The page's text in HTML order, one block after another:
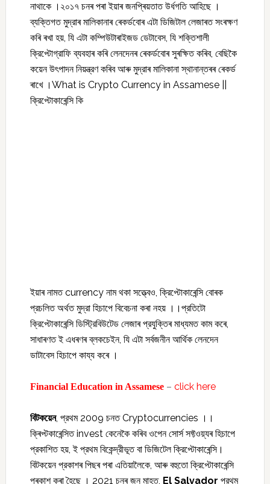
নাথাকে ।২০১৭ চনৰ পৰা ইয়াৰ জনপ্ৰিয়তাত উৰ্ধগতি আহিছে ।
ব্যক্তিগত মুদ্রাৰ মালিকানাৰ ৰেকৰ্ডবোৰ এটা ডিজিটাল লেজাৰত সংৰক্ষণ
কৰি ৰখা হয়, যি এটা কম্পিউটাৰাইজড ডেটাবেস, যি শক্তিশালী
ক্রিপ্টোগ্রাফি ব্যবহাৰ কৰি লেনদেনৰ ৰেকৰ্ডবোৰ সুৰক্ষিত কৰিব, বেছিকৈ
কয়েন উৎপাদন নিয়ন্ত্রণ কৰিব আৰু মুদ্রাৰ মালিকানা স্থানান্তৰৰ ৰেকৰ্ড
ৰাখে ।What is Crypto Currency in Assamese ||
ক্রিপ্টোকাৰেন্সি কি
ইয়াৰ নামত currency নাম থকা সত্ত্বেও, ক্রিপ্টোকাৰেন্সি বোৰক
প্রচলিত অর্থত মুদ্রা হিচাপে বিবেচনা কৰা নহয় ।।প্রতিটো
ক্রিপ্টোকাৰেন্সি ডিস্ট্রিবিউটেড লেজাৰ প্রযুক্তিৰ মাধ্যমত কাম কৰে,
সাধাৰণত ই এধৰণৰ ব্লকচেইন, যি এটা সর্বজনীন আর্থিক লেনদেন
ডাটাবেস হিচাপে কায্য কৰে ।
Financial Education in Assamese– click here
বিটকয়েন, প্রথম 2009 চনত Cryptocurrencies ।।
ক্ৰিপ্টকাৰেন্সিত invest কেনেকৈ কৰিব ওপেন সোর্স সফ্টওয়্যৰ হিচাপে
প্রকাশিত হয়, ই প্রথম বিকেন্দ্রীভূত বা ডিজিটেল ক্রিপ্টোকাৰেন্সি।
বিটকয়েন প্রকাশৰ পিছৰ পৰা এতিয়ালৈকে, আৰু বহুতো ক্রিপ্টোকাৰেন্সি
প্ৰকাশ কৰা হৈছে । 2021 চনৰ জুন মাহত, El Salvador প্রথম